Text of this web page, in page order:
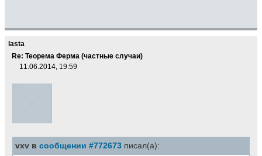
lasta
Re: Теорема Ферма (частные случаи)
11.06.2014, 19:59
vxv в сообщении #772673 писал(а):